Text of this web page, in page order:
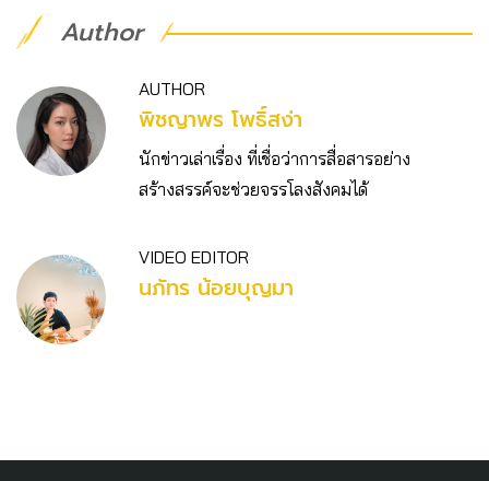
Author
AUTHOR
พิชญาพร โพธิ์สง่า
นักข่าวเล่าเรื่อง ที่เชื่อว่าการสื่อสารอย่าง
สร้างสรรค์จะช่วยจรรโลงสังคมได้
VIDEO EDITOR
นภัทร น้อยบุญมา